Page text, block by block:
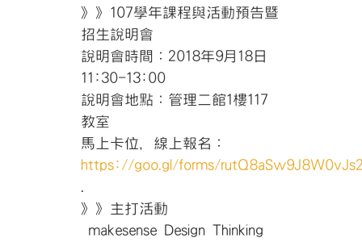
》》107學年課程與活動預告暨
招生說明會
說明會時間：2018年9月18日
11:30-13:00
說明會地點：管理二館1樓117
教室
馬上卡位，線上報名：
https://goo.gl/forms/
》》主打活動
makesense Design Thinking